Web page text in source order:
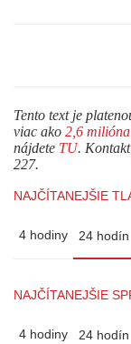
Tento text je
viac ako 2,6 milióna
nájdete TU.
227.
NAJČÍTANEJŠIE
4 hodiny 24 hodín
NAJČÍTANEJŠIE
4 hodiny 24 hodín